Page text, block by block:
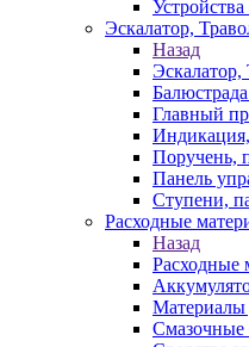
Устройства
Эскалатор,
Назад
Эскалатор,
Балюстрада
Главный
Индикация,
Поручень,
Панель
Ступени,
Расходные
Назад
Расходные
Материалы
Смазочные